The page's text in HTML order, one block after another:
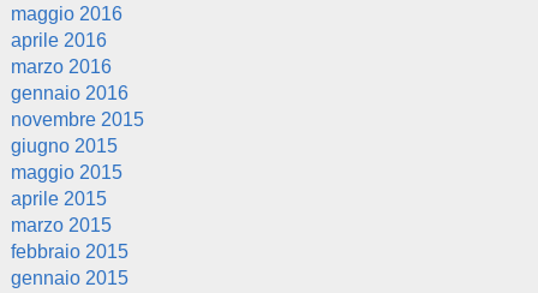
maggio 2016
aprile 2016
marzo 2016
gennaio 2016
novembre 2015
giugno 2015
maggio 2015
aprile 2015
marzo 2015
febbraio 2015
gennaio 2015